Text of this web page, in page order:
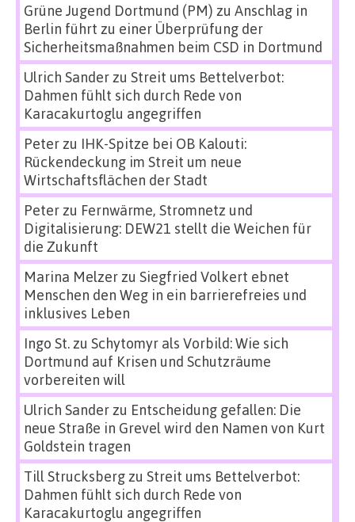
Grüne Jugend Dortmund (PM) zu Anschlag in
Berlin führt zu einer Überprüfung der
Sicherheitsmaßnahmen beim CSD in Dortmund
Ulrich Sanderzu Streit ums Bettelverbot:
Dahmen fühlt sich durch Rede von
Karacakurtoglu angegriffen
Peterzu IHK-Spitze bei OB Kalouti:
Rückendeckung im Streit um neue
Wirtschaftsflächen der Stadt
Peterzu Fernwärme, Stromnetz und
Digitalisierung: DEW21 stellt die Weichen für
die Zukunft
Marina Melzerzu Siegfried Volkert ebnet
Menschen den Weg in ein barrierefreies und
inklusives Leben
Ingo St.zu Schytomyr als Vorbild: Wie sich
Dortmund auf Krisen und Schutzräume
vorbereiten will
Ulrich Sanderzu Entscheidung gefallen: Die
neue Straße in Grevel wird den Namen von Kurt
Goldstein tragen
Till Strucksbergzu Streit ums Bettelverbot:
Dahmen fühlt sich durch Rede von
Karacakurtoglu angegriffen